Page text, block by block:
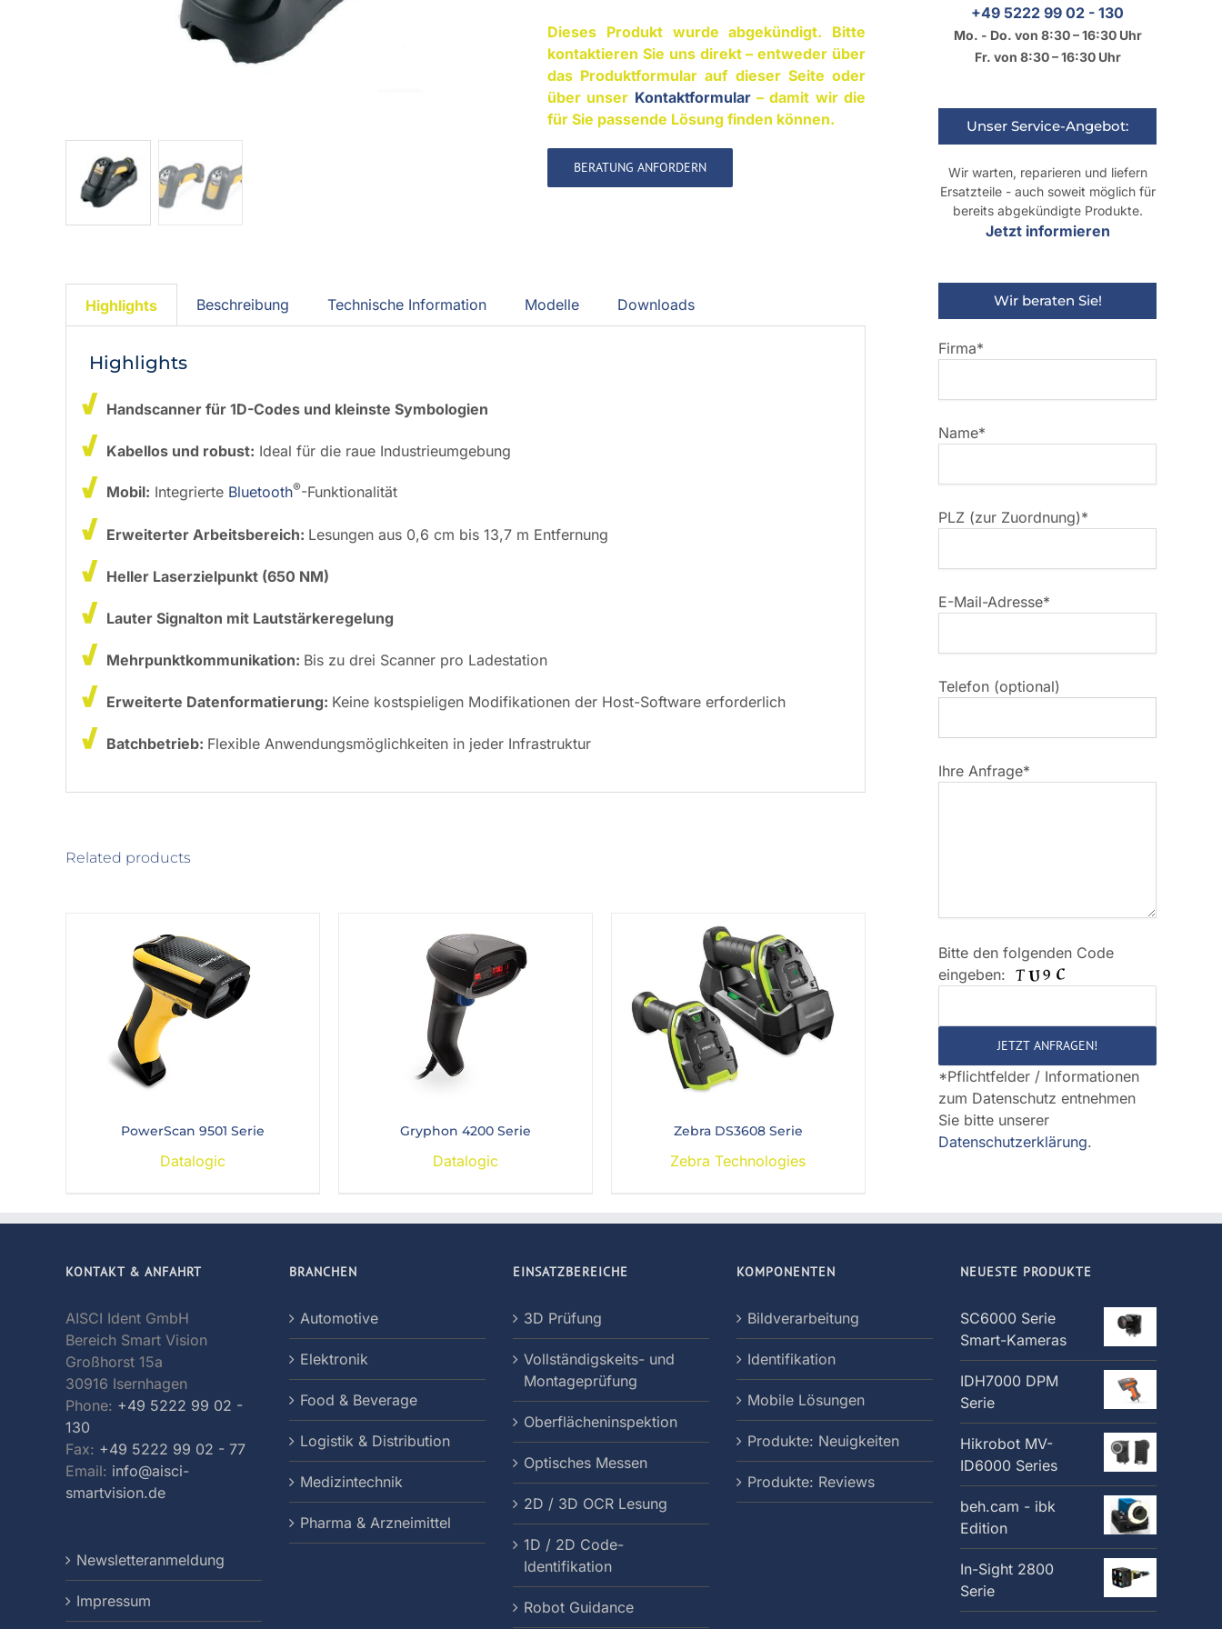
Dieses Produkt wurde abgekündigt. Bitte
kontaktieren Sie uns direkt – entweder über
das Produktformular auf dieser Seite oder
über unser Kontaktformular– damit wir die
für Sie passende Lösung finden können.
BERATUNG ANFORDERN
Highlights Beschreibung Technische Information Modelle Downloads
Highlights
Handscanner für 1D-Codes und kleinste Symbologien
Kabellos und robust: Ideal für die raue Industrieumgebung
Mobil: Integrierte Bluetooth®-Funktionalität
Erweiterter Arbeitsbereich: Lesungen aus 0,6 cm bis 13,7 m Entfernung
Heller Laserzielpunkt (650 NM)
Lauter Signalton mit Lautstärkeregelung
Mehrpunktkommunikation: Bis zu drei Scanner pro Ladestation
Erweiterte Datenformatierung: Keine kostspieligen Modifikationen der Host-Software erforderlich
Batchbetrieb: Flexible Anwendungsmöglichkeiten in jeder Infrastruktur
Related products
PowerScan 9501 Serie
Datalogic
Gryphon 4200 Serie
Datalogic
Zebra DS3608 Serie
Zebra Technologies
+49 5222 99 02 - 130
Mo. - Do. von 8:30 – 16:30 Uhr
Fr. von 8:30 – 16:30 Uhr
Unser Service-Angebot:
Wir warten, reparieren und liefern
Ersatzteile - auch soweit möglich für
bereits abgekündigte Produkte.
Jetzt informieren
Wir beraten Sie!
Firma*
Name*
PLZ (zur Zuordnung)*
E-Mail-Adresse*
Telefon (optional)
Ihre Anfrage*
Bitte
lasse
leer.
Bitte den folgenden Code
eingeben:
*Pflichtfelder / Informationen
zum Datenschutz entnehmen
Sie bitte unserer
Datenschutzerklärung.
KONTAKT & ANFAHRT
AISCI Ident GmbH
Bereich Smart Vision
Großhorst 15a
30916 Isernhagen
Phone: +49 5222 99 02 -
130
Fax: +49 5222 99 02 - 77
Email: info@aisci-
smartvision.de
Newsletteranmeldung
Impressum
BRANCHEN
Automotive
Elektronik
Food & Beverage
Logistik & Distribution
Medizintechnik
Pharma & Arzneimittel
EINSATZBEREICHE
3D Prüfung
Vollständigskeits- und
Montageprüfung
Oberflächeninspektion
Optisches Messen
2D / 3D OCR Lesung
1D / 2D Code-
Identifikation
Robot Guidance
KOMPONENTEN
Bildverarbeitung
Identifikation
Mobile Lösungen
Produkte: Neuigkeiten
Produkte: Reviews
NEUESTE PRODUKTE
SC6000 Serie
Smart-Kameras
IDH7000 DPM
Serie
Hikrobot MV-
ID6000 Series
beh.cam - ibk
Edition
In-Sight 2800
Serie